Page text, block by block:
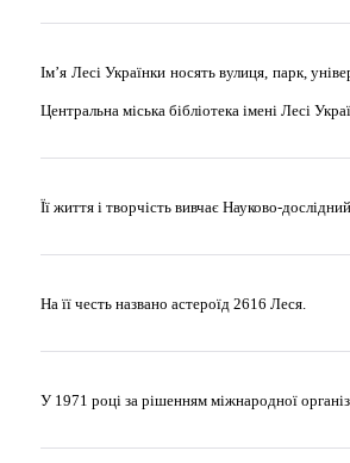
Ім’я Лесі Українки носять вулиця, парк,
Центральна міська бібліотека імені Лесі
Її життя і творчість вивчає Науково-
На її честь названо астероїд 2616 Леся.
У 1971 році за рішенням міжнародної